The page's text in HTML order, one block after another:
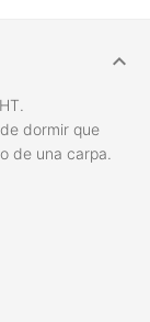
dormir que
de una carpa.